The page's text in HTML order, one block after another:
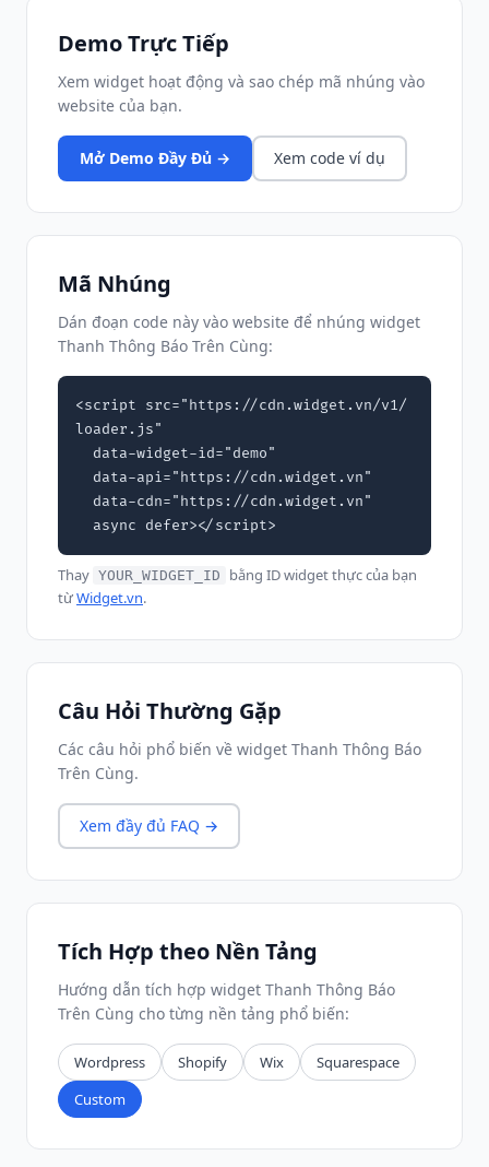
Demo Trực Tiếp
Xem widget hoạt động và sao chép mã nhúng vào
website của bạn.
Mở Demo Đầy Đủ → Xem code ví dụ
Mã Nhúng
Dán đoạn code này vào website để nhúng widget
Thanh Thông Báo Trên Cùng:
<script src="https://cdn.widget.vn/v1/
loader.js"
  async defer></script>
Thay YOUR_WIDGET_ID
bằng ID widget thực của bạn
từWidget.vn.
Câu Hỏi Thường Gặp
Các câu hỏi phổ biến về widget Thanh Thông Báo
Trên Cùng.
Xem đầy đủ FAQ →
Tích Hợp theo Nền Tảng
Hướng dẫn tích hợp widget Thanh Thông Báo
Trên Cùng cho từng nền tảng phổ biến:
Wordpress Shopify Wix
Squarespace
Custom